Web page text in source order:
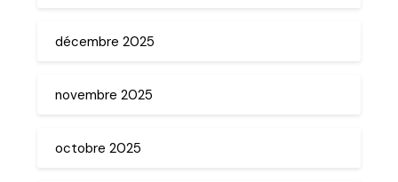
décembre 2025
novembre 2025
octobre 2025